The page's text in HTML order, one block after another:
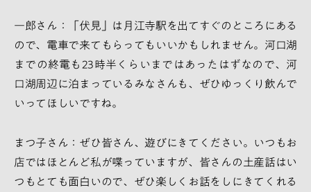
一郎さん：「伏見」は月江寺駅を出てすぐのところにある
ので、電車で来てもらってもいいかもしれません。河口湖
までの終電も23時半くらいまではあったはずなので、河
口湖周辺に泊まっているみなさんも、ぜひゆっくり飲んで
いってほしいですね。
まつ子さん：ぜひ皆さん、遊びにきてください。いつもお
店ではほとんど私が喋っていますが、皆さんの土産話はい
つもとても面白いので、ぜひ楽しくお話をしにきてくれる